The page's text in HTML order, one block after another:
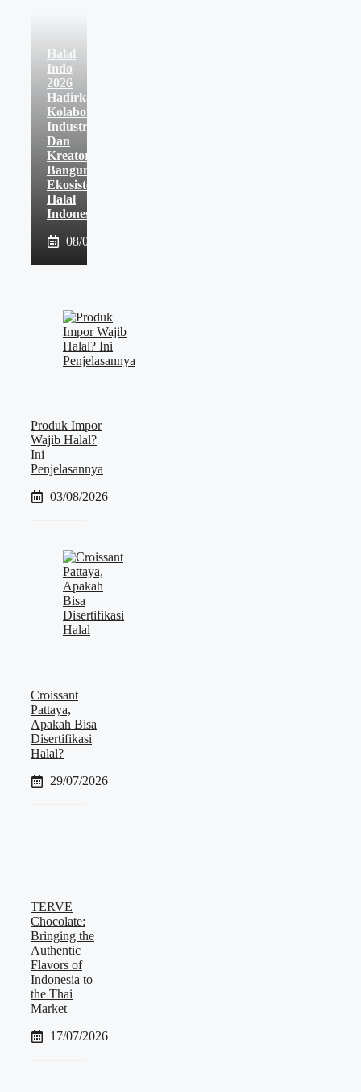
Halal
Indo
2026
Hadirkan
Kolaborasi
Industri
Dan
Kreator
Bangun
Ekosistem
Halal
Indonesia
08/08/2026
Produk Impor
Wajib Halal?
Ini
Penjelasannya
03/08/2026
Croissant
Pattaya,
Apakah Bisa
Disertifikasi
Halal?
29/07/2026
TERVE
Chocolate:
Bringing the
Authentic
Flavors of
Indonesia to
the Thai
Market
17/07/2026